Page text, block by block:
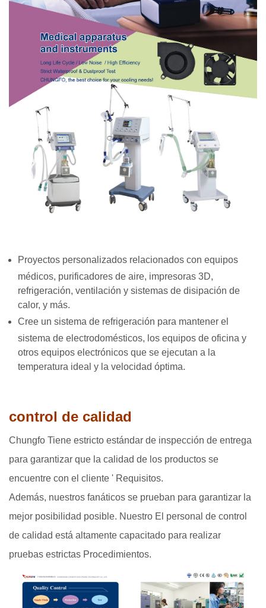
Proyectos personalizados relacionados con equipos
médicos, purificadores de aire, impresoras 3D,
refrigeración, ventilación y sistemas de disipación de
calor, y más.
Cree un sistema de refrigeración para mantener el
sistema de electrodomésticos, los equipos de oficina y
otros equipos electrónicos que se ejecutan a la
temperatura ideal y la velocidad óptima.
control de calidad
Chungfo Tiene estricto estándar de inspección de entrega
para garantizar que la calidad de los productos se
encuentre con el cliente ' Requisitos.
Además, nuestros fanáticos se prueban para garantizar la
mejor posibilidad posible. Nuestro El personal de control
de calidad está altamente capacitado para realizar
pruebas estrictas Procedimientos.